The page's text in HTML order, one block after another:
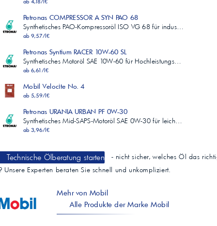
ab 4,18/l€
Petronas COMPRESSOR A SYN PAO 68
Synthetisches PAO-Kompressoröl ISO VG 68 für indus…
ab 9,57/l€
Petronas Syntium RACER 10W-60 SL
Synthetisches Motoröl SAE 10W-60 für Hochleistungs…
ab 6,61/l€
Mobil Velocite No. 4
ab 5,59/l€
Petronas URANIA URBAN PF 0W-30
Synthetisches Mid-SAPS-Motoröl SAE 0W-30 für leich…
ab 3,96/l€
Technische Ölberatung starten
- nicht sicher, welches Öl das
Unsere Experten beraten Sie schnell und unkompliziert.
Mehr von Mobil
Alle Produkte der Marke Mobil